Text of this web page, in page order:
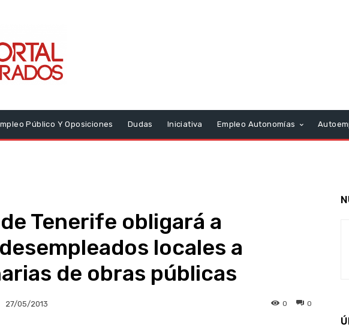
Público Y Oposiciones Dudas Iniciativa Empleo Autonomías
Tenerife obligará a
locales a
de obras públicas
27/05/2013 0
0